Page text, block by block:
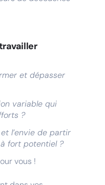
et dépasser
variable qui
?
l’envie de partir
fort potentiel ?
vous !